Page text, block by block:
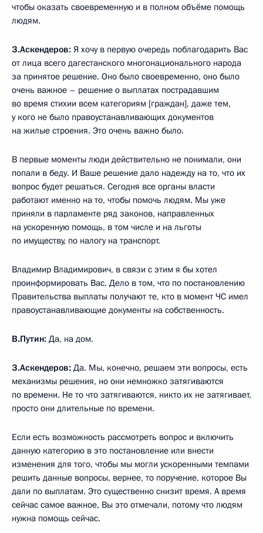
чтобы оказать своевременную и в полном объёме помощь
людям.
З.Аскендеров: Я хочу в первую очередь поблагодарить Вас
от лица всего дагестанского многонационального народа
за принятое решение. Оно было своевременно, оно было
очень важное – решение о выплатах пострадавшим
во время стихии всем категориям [граждан], даже тем,
у кого не было правоустанавливающих документов
на жилые строения. Это очень важно было.
В первые моменты люди действительно не понимали, они
попали в беду. И Ваше решение дало надежду на то, что их
вопрос будет решаться. Сегодня все органы власти
работают именно на то, чтобы помочь людям. Мы уже
приняли в парламенте ряд законов, направленных
на ускоренную помощь, в том числе и на льготы
по имуществу, по налогу на транспорт.
Владимир Владимирович, в связи с этим я бы хотел
проинформировать Вас. Дело в том, что по постановлению
Правительства выплаты получают те, кто в момент ЧС имел
правоустанавливающие документы на собственность.
В.Путин: Да, на дом.
З.Аскендеров: Да. Мы, конечно, решаем эти вопросы, есть
механизмы решения, но они немножко затягиваются
по времени. Не то что затягиваются, никто их не затягивает,
просто они длительные по времени.
Если есть возможность рассмотреть вопрос и включить
данную категорию в это постановление или внести
изменения для того, чтобы мы могли ускоренными темпами
решить данные вопросы, вернее, то поручение, которое Вы
дали по выплатам. Это существенно снизит время. А время
сейчас самое важное, Вы это отмечали, потому что людям
нужна помощь сейчас.